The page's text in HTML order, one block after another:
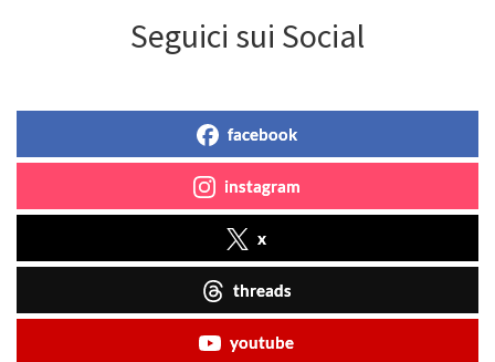
Seguici sui Social
facebook
instagram
x
threads
youtube